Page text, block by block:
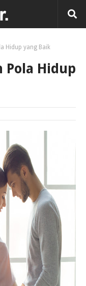
Hidup yang Baik
Pola Hidup